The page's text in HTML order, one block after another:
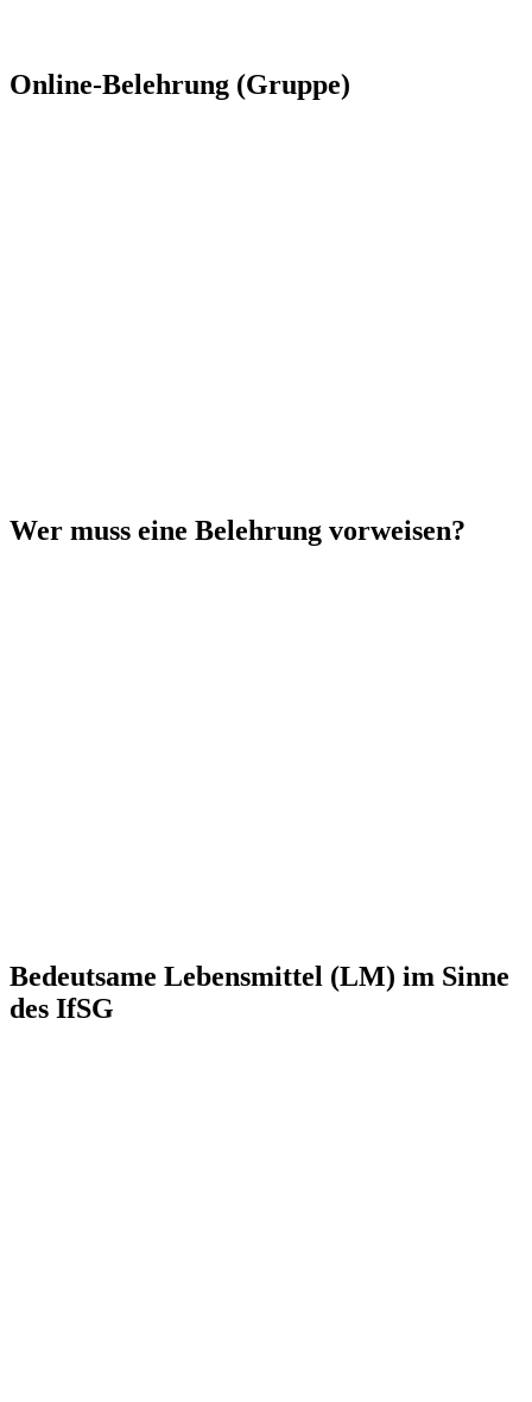
Online-Belehrung (Gruppe)
Wer muss eine Belehrung vorweisen?
Bedeutsame Lebensmittel (LM) im Sinne
des IfSG